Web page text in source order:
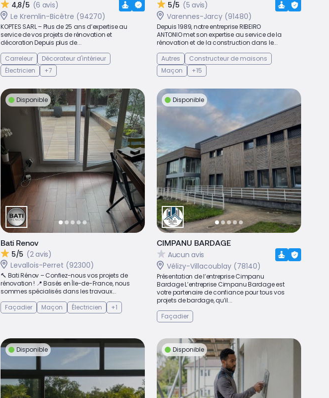
4,8/5 (6 avis)
Le Kremlin-Bicêtre (94270)
KOPTES SARL – Plus de 25 ans d’expertise au
service de vos projets de rénovation et
décoration Depuis plus de...
Carreleur
Décorateur d'intérieur
Électricien
+7
5/5 (5 avis)
Varennes-Jarcy (91480)
Depuis 1989, notre entreprise RIBEIRO
ANTONIO met son expertise au service de la
rénovation et de la construction dans le...
Autres
Constructeur de maisons
Maçon
+15
Disponible
Bati Renov
5/5 (2 avis)
Levallois-Perret (92300)
🔨 Bati Rénov – Confiez-nous vos projets de
rénovation ! 📍 Basés en Île-de-France, nous
sommes spécialisés dans les travaux...
Façadier
Maçon Électricien +1
Disponible
CIMPANU BARDAGE
Aucun avis
Vélizy-Villacoublay (78140)
Présentation de l’entreprise Cimpanu
Bardage L’entreprise Cimpanu Bardage est
votre partenaire de confiance pour tous vos
projets de bardage, qu’il...
Façadier
Disponible Disponible